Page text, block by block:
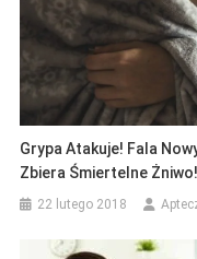
Grypa Atakuje! Fala
Zbiera Śmiertelne Żniwo!
22 lutego 2018